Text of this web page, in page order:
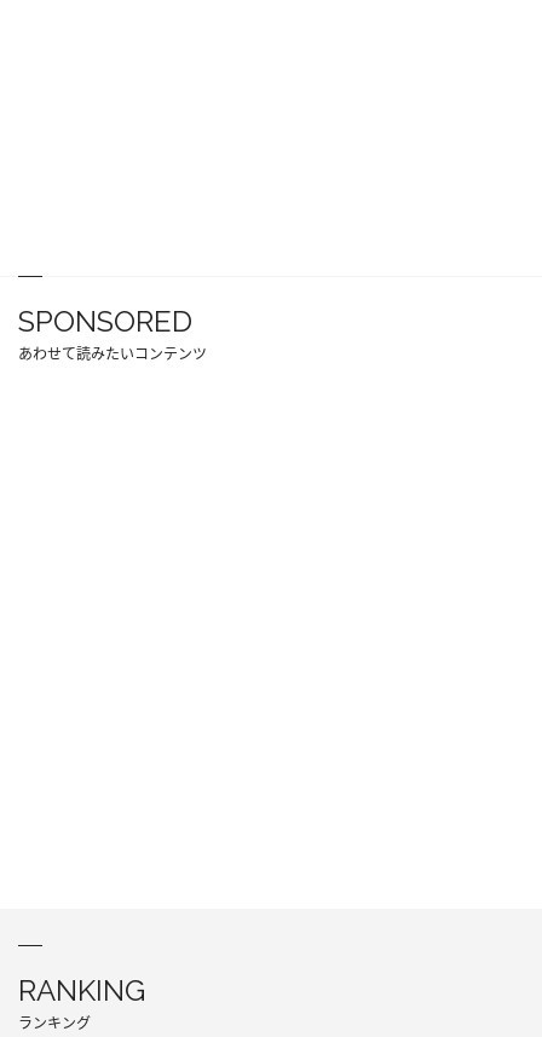
SPONSORED
あわせて読みたいコンテンツ
RANKING
ランキング